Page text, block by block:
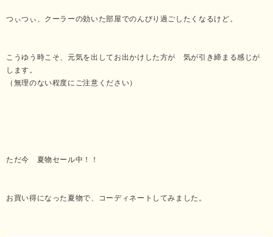
つぃつぃ、クーラーの効いた部屋でのんびり過ごしたくなるけど。
こうゆう時こそ、元気を出してお出かけした方が 気が引き締まる感じが
します。
（無理のない程度にご注意ください）
ただ今 夏物セール中！！
お買い得になった夏物で、コーディネートしてみました。